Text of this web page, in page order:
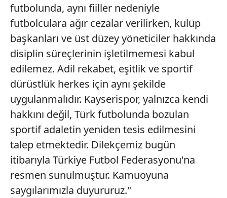
futbolunda, aynı fiiller nedeniyle
futbolculara ağır cezalar verilirken, kulüp
başkanları ve üst düzey yöneticiler hakkında
disiplin süreçlerinin işletilmemesi kabul
edilemez. Adil rekabet, eşitlik ve sportif
dürüstlük herkes için aynı şekilde
uygulanmalıdır. Kayserispor, yalnızca kendi
hakkını değil, Türk futbolunda bozulan
sportif adaletin yeniden tesis edilmesini
talep etmektedir. Dilekçemiz bugün
itibarıyla Türkiye Futbol Federasyonu'na
resmen sunulmuştur. Kamuoyuna
saygılarımızla duyururuz."